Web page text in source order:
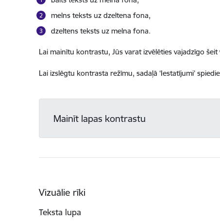
melns teksts uz dzeltena fona,
dzeltens teksts uz melna fona.
Lai mainītu kontrastu, Jūs varat izvēlēties vajadzīgo
Lai izslēgtu kontrasta režīmu, sadaļā ‘Iestatījumi’
Mainīt lapas kontrastu
Vizuālie rīki
Teksta lupa